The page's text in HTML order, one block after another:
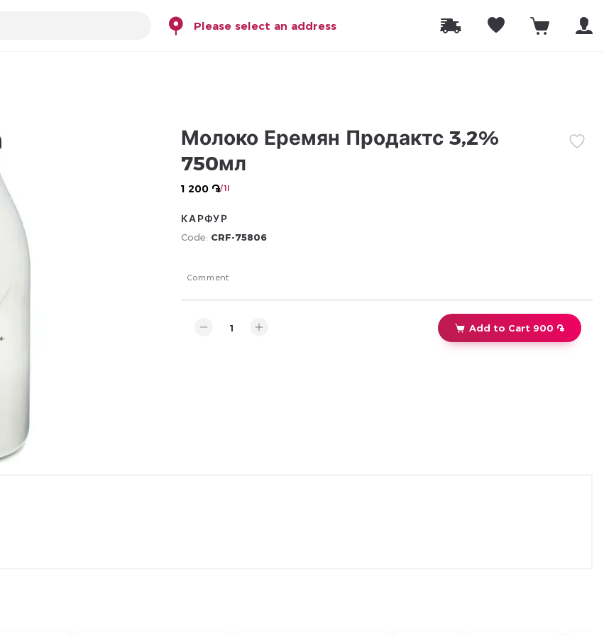
Please select an address
Молоко Еремян Продактс 3,2%
750мл
1 200 ֏/ 1l
КАРФУР
Code: CRF-75806
Comment
Add to Cart 900 ֏